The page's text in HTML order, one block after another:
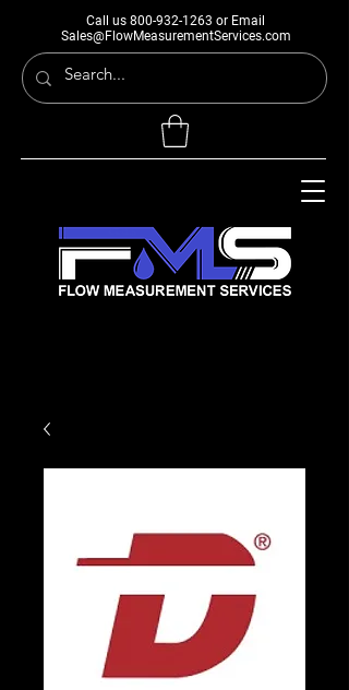
Call us 800-932-1263 or Email
Sales@FlowMeasurementServices.com